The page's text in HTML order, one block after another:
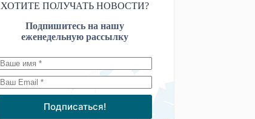
ХОТИТЕ ПОЛУЧАТЬ НОВОСТИ?
Подпишитесь на нашу
еженедельную рассылку
Подписаться!